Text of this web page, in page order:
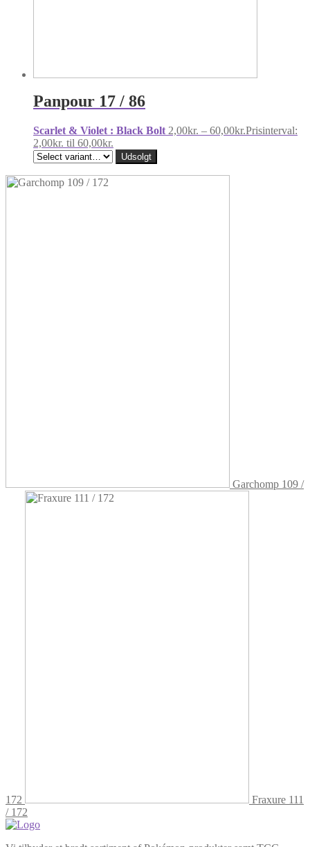
Panpour 17 / 86
Scarlet & Violet : Black Bolt 2,00kr. – 60,00kr.Prisinterval:
2,00kr. til 60,00kr.
Udsolgt
Garchomp 109 /
172
Fraxure 111
/ 172